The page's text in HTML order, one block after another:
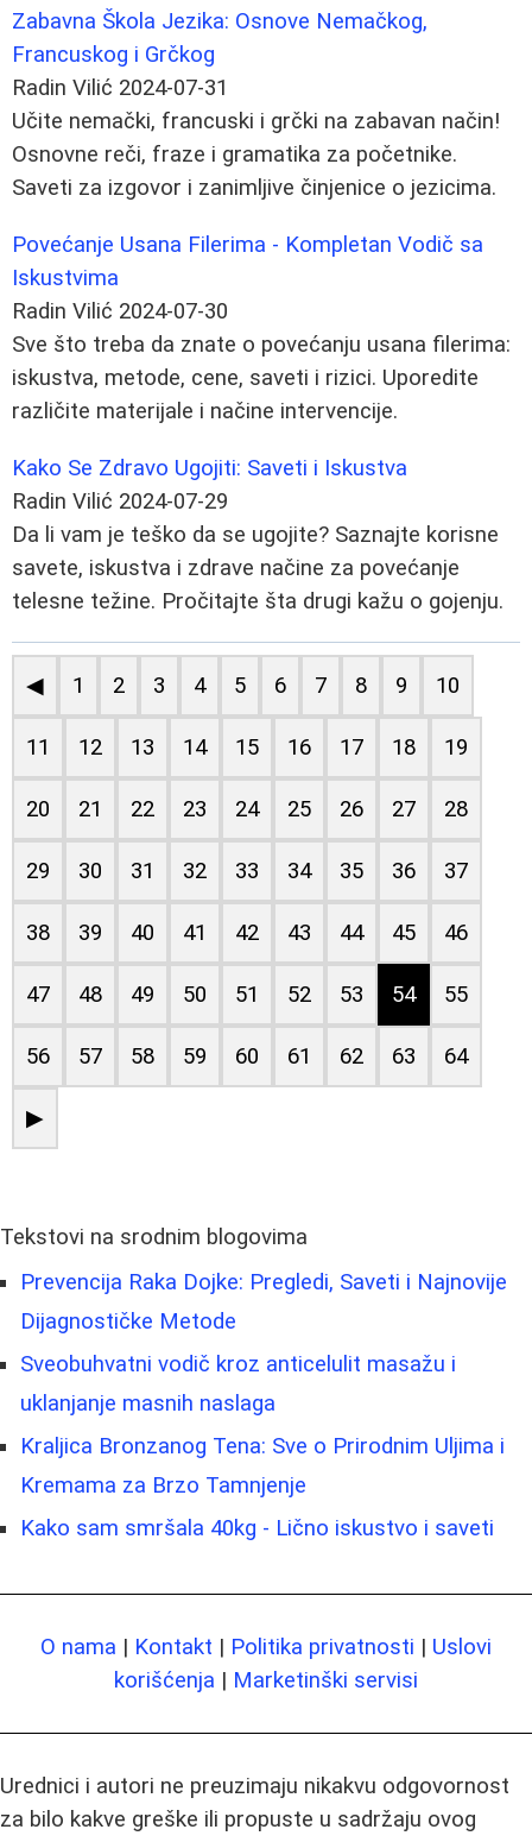
Zabavna Škola Jezika: Osnove Nemačkog,
Francuskog i Grčkog
Radin Vilić 2024-07-31
Učite nemački, francuski i grčki na zabavan način!
Osnovne reči, fraze i gramatika za početnike.
Saveti za izgovor i zanimljive činjenice o jezicima.
Povećanje Usana Filerima - Kompletan Vodič sa
Iskustvima
Radin Vilić 2024-07-30
Sve što treba da znate o povećanju usana filerima:
iskustva, metode, cene, saveti i rizici. Uporedite
različite materijale i načine intervencije.
Kako Se Zdravo Ugojiti: Saveti i Iskustva
Radin Vilić 2024-07-29
Da li vam je teško da se ugojite? Saznajte korisne
savete, iskustva i zdrave načine za povećanje
telesne težine. Pročitajte šta drugi kažu o gojenju.
◀ 1 2 3 4 5 6 7 8 9 10
11 12 13 14 15 16 17 18 19
20 21 22 23 24 25 26 27 28
29 30 31 32 33 34 35 36 37
38 39 40 41 42 43 44 45 46
47 48 49 50 51 52 53 54 55
56 57 58 59 60 61 62 63 64
▶
Tekstovi na srodnim blogovima
Prevencija Raka Dojke: Pregledi, Saveti i Najnovije
Dijagnostičke Metode
Sveobuhvatni vodič kroz anticelulit masažu i
uklanjanje masnih naslaga
Kraljica Bronzanog Tena: Sve o Prirodnim Uljima i
Kremama za Brzo Tamnjenje
Kako sam smršala 40kg - Lično iskustvo i saveti
O nama | Kontakt | Politika privatnosti | Uslovi
korišćenja | Marketinški servisi
Urednici i autori ne preuzimaju nikakvu odgovornost
za bilo kakve greške ili propuste u sadržaju ovog